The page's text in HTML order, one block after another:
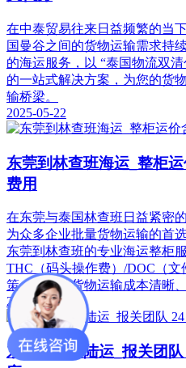
在中泰贸易往来日益频繁的当
国曼谷之间的货物运输需求持
的海运服务，以 “泰国物流双
的一站式解决方案，为您的货
输桥梁。
2025-05-22
东莞到林查班海运_整柜
费用
在东莞与泰国林查班日益紧密
为众多企业批量货物运输的首
东莞到林查班的专业海运整柜
THC（码头操作费）/DOC（
策，让您的货物运输成本清晰
2025-05-22
东莞到曼谷陆运_报关团